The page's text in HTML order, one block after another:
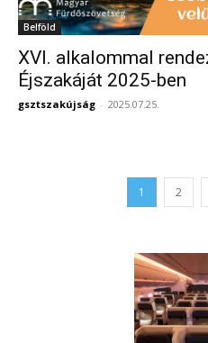
Belföld
XVI. alkalommal
Éjszakáját 2025-ben
gsztszakújság - 2025.07.25.
1 2